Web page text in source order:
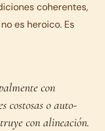
coherentes,
es heroico. Es
con
costosas o auto-
con alineación.